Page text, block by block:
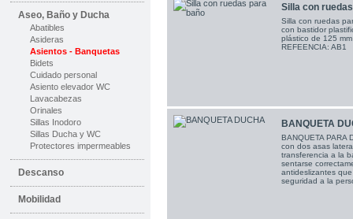
Aseo, Baño y Ducha
Abatibles
Asideras
Asientos - Banquetas
Bidets
Cuidado personal
Asiento elevador WC
Lavacabezas
Orinales
Sillas Inodoro
Sillas Ducha y WC
Protectores impermeables
Descanso
Mobilidad
Silla con
Silla con ruedas
con bastidor
plástico de 125
REFEENCIA: AB1
BANQUETA
BANQUETA PARA
con dos asas
transferencia a la
sentarse
antideslizantes
seguridad a la